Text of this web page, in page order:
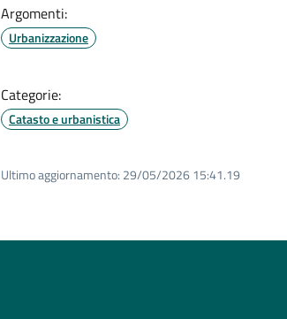
Argomenti:
Urbanizzazione
Categorie:
Catasto e urbanistica
Ultimo aggiornamento: 29/05/2026 15:41.19